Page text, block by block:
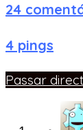
24
4 pings
Passar